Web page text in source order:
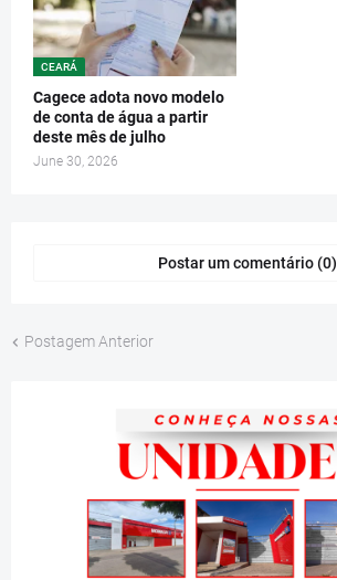
CEARÁ
Cagece adota novo modelo
de conta de água a partir
deste mês de julho
June 30, 2026
Postar um comentário (0)
Postagem Anterior